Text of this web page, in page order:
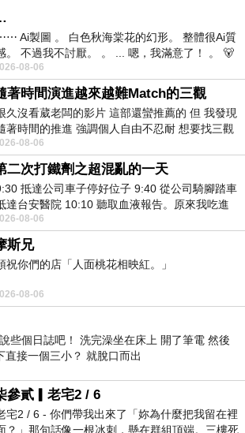
Ai製圖 。 白色秋海棠花的幻形。 整體很Ai質
。 不過我不討厭。 。 ... 嗯，我滿意了！ 。 🐻
中08-06
著時間演進越來越難Match的三觀
久沒看葳老闆的影片 這部還蠻推薦的 但 我發現
著時間的推進 強調個人自由不忍耐 想要找三觀
近的不要說對象 連朋友都超
08-06
二次打鐵劑之超混亂的一天
抵達公司車子停好位子 9:40 從公司騎腳踏車
達台安醫院 10:10 聽取血液報告。原來我吃進
的 B12 彌可保並非沒有吸收而是超
08-06
斯兄
祝你們的店「人面桃花相映紅。」
08-06
些個日誌吧！ 洗完澡坐在床上 開了筆電 然後
接一個三小？ 就脫口而出
參貳▎老宅2 / 6
宅2 / 6 - 你們帶我出來了「妳為什麼把我留在裡
？」那句話像一根冰刺，懸在群組頂端。三樓死